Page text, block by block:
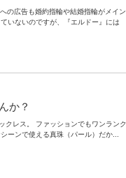
の広告も婚約指輪や結婚指輪がメイン
いないのですが、『エルドー』には
か？
クレス。 ファッションでもワンランク
ーンで使える真珠（パール）だか...